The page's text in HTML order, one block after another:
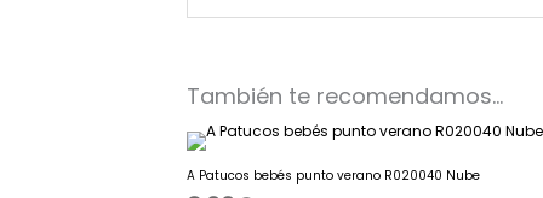
También te recomendamos…
A Patucos bebés punto verano R020040 Nube